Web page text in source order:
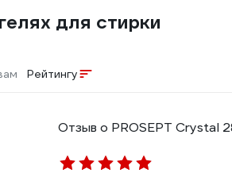
для стирки
Рейтингу
Отзыв о PROSEPT Crystal